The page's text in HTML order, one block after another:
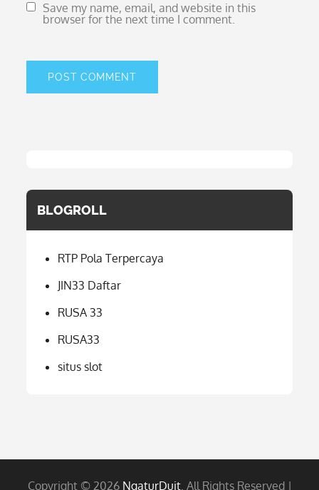
Save my name, email, and website in this
browser for the next time I comment.
BLOGROLL
RTP Pola Terpercaya
JIN33 Daftar
RUSA 33
RUSA33
situs slot
Copyright © 2026 NgaturDuit. All Rights Reserved |